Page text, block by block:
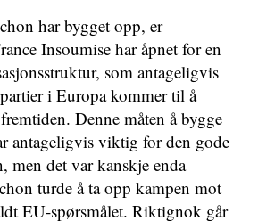
har bygget opp, er
Insoumise har åpnet for en
som antageligvis
i Europa kommer til å
Denne måten å bygge
antageligvis viktig for den gode
men det var kanskje enda
turde å ta opp kampen mot
EU-spørsmålet. Riktignok går